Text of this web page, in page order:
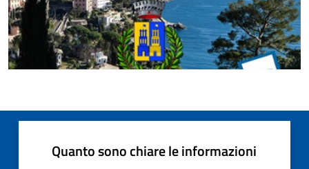
Quanto sono chiare le informazioni